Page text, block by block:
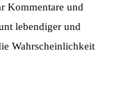
Kommentare und
lebendiger und
Wahrscheinlichkeit